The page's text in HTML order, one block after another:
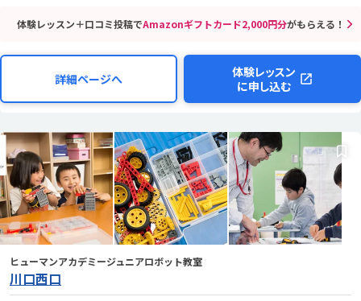
体験レッスン＋口コミ投稿でAmazonギフトカード2,000円分がもらえる！
詳細ページへ
体験レッスン
に申し込む
ヒューマンアカデミージュニアロボット教室
川口西口